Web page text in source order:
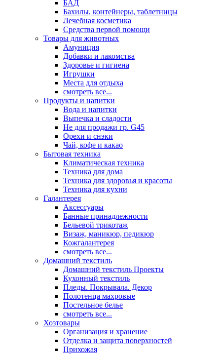
БАД
Бахилы, контейнеры, таблетницы
Лечебная косметика
Средства первой помощи
Товары для животных
Амуниция
Добавки и лакомства
Здоровье и гигиена
Игрушки
Места для отдыха
смотреть все...
Продукты и напитки
Вода и напитки
Выпечка и сладости
Не для продажи гр. G45
Орехи и снэки
Чай, кофе и какао
Бытовая техника
Климатическая техника
Техника для дома
Техника для здоровья и красоты
Техника для кухни
Галантерея
Аксессуары
Банные принадлежности
Бельевой трикотаж
Визаж, маникюр, педикюр
Кожгалантерея
смотреть все...
Домашний текстиль
Домашний текстиль Проекты
Кухонный текстиль
Пледы. Покрывала. Декор
Полотенца махровые
Постельное белье
смотреть все...
Хозтовары
Организация и хранение
Отделка и защита поверхностей
Прихожая